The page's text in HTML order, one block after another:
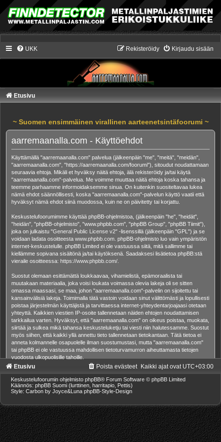
UKK Kirjaudu sisään
Rekisteröidy
Etusivu
~ Suomen ensimmäinen virallinen aarteenetsintäfoorumi ~
aarremaanalla.com - Käyttöehdot
Käyttämällä "aarremaanalla.com" palvelua (jälkeenpäin "me", "meitä", "meidän",
"aarremaanalla.com", "https://aarremaanalla.com/foorumi"), sitoudut noudattamaan
seuraavia ehtoja. Mikäli et hyväksy näitä ehtoja, älä rekisteröidy ja/tai käytä
"aarremaanalla.com"-palvelua. Me voimme muuttaa näitä ehtoja koska tahansa ja
teemme parhaamme informoidaksemme sinua. On kuitenkin suositeltavaa lukea
nämä ehdot säännöllisesti, koska "aarremaanalla.com"-palvelun käyttö vaatii että
hyväksyt nämä ehdot siinä muodossa, kuin ne on päivitetty tai korjattu.
Keskustelufoorumimme käyttää phpBB-ohjelmistoa, (jälkeenpäin "he", "heidät",
"heidän", "phpBB-ohjelmisto", "www.phpbb.com", "phpBB Group", "phpBB Tiimit"),
joka on julkaistu "General Public License v2" -lisenssillä (jälkeenpäin "GPL") ja se
voidaan ladata osoitteesta www.phpbb.com . phpBB-ohjelmisto luo vain ympäristön
internet-keskustelulle. phpBB Limited ei ole vastuussa siitä, mitä sallimme tai
kiellämme sopivana sisältönä ja/tai käytöksenä. Saadaksesi lisätietoa phpBB:stä
vieraile osoitteessa: https://www.phpbb.com/
Suostut olemaan esittämättä loukkaavaa, vihamielistä, epämoraalista tai
muutakaan materiaalia, joka voisi loukata voimassa olevia lakeja oli se sitten
omassa maassasi, se maa, johon "aarremaanalla.com"-palvelin on sijoitettu tai
kansainvälisiä lakeja. Toimimalla tätä vastoin voidaan sinut välittömästi ja lopullisesti
poistaa järjestelmän käyttäjistä ja tarvittaessa internet-yhteydentarjoajaasi otetaan
yhteyttä. Kaikkien viestien IP-osoite tallennetaan näiden ehtojen noudattamisen
tarkkailua varten. Hyväksyt, että "aarremaanalla.com" on oikeus poistaa, muokata,
siirtää ja sulkea mikä tahansa keskusteluketju tai viesti niin halutessamme. Suostut
myös siihen, että kaikki yllä annettu tieto tallennetaan tietokantaan. Tätä tietoa ei
anneta kolmannelle osapuolelle ilman suostumustasi, mutta "aarremaanalla.com"
tai phpBB ei ole vastuussa mahdollisen tietoturvamurron aiheuttamasta tietojen
vuodosta ulkopuolisille tahoille.
Etusivu Kaikki ajat ovat UTC+03:00
Poista evästeet
Keskustelufoorumin ohjelmisto phpBB® Forum Software © phpBB Limited
Käännös: phpBB Suomi (lurttinen, harritapio, Pettis)
Style: Carbon by Joyce&Luna phpBB-Style-Design